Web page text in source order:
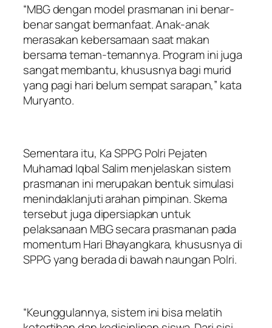
“MBG dengan model prasmanan ini benar-
benar sangat bermanfaat. Anak-anak
merasakan kebersamaan saat makan
bersama teman-temannya. Program ini juga
sangat membantu, khususnya bagi murid
yang pagi hari belum sempat sarapan,” kata
Muryanto.
Sementara itu, Ka SPPG Polri Pejaten
Muhamad Iqbal Salim menjelaskan sistem
prasmanan ini merupakan bentuk simulasi
menindaklanjuti arahan pimpinan. Skema
tersebut juga dipersiapkan untuk
pelaksanaan MBG secara prasmanan pada
momentum Hari Bhayangkara, khususnya di
SPPG yang berada di bawah naungan Polri.
“Keunggulannya, sistem ini bisa melatih